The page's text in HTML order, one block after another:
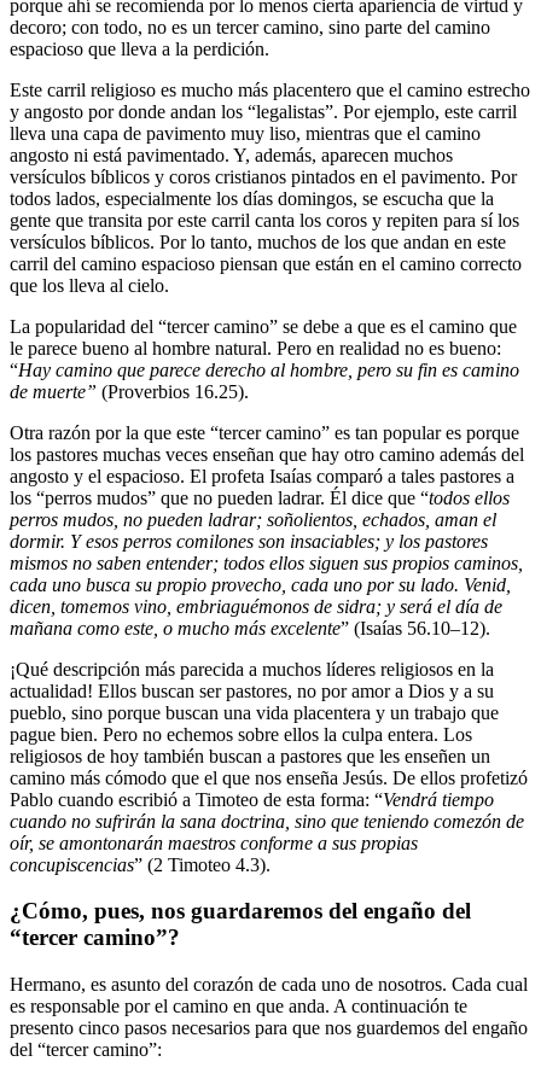
porque ahí se recomienda por lo menos cierta apariencia de virtud y
decoro; con todo, no es un tercer camino, sino parte del camino
espacioso que lleva a la perdición.
Este carril religioso es mucho más placentero que el camino estrecho
y angosto por donde andan los “legalistas”. Por ejemplo, este carril
lleva una capa de pavimento muy liso, mientras que el camino
angosto ni está pavimentado. Y, además, aparecen muchos
versículos bíblicos y coros cristianos pintados en el pavimento. Por
todos lados, especialmente los días domingos, se escucha que la
gente que transita por este carril canta los coros y repiten para sí los
versículos bíblicos. Por lo tanto, muchos de los que andan en este
carril del camino espacioso piensan que están en el camino correcto
que los lleva al cielo.
La popularidad del “tercer camino” se debe a que es el camino que
le parece bueno al hombre natural. Pero en realidad no es bueno:
“Hay camino que parece derecho al hombre, pero su fin es camino
de muerte” (Proverbios 16.25).
Otra razón por la que este “tercer camino” es tan popular es porque
los pastores muchas veces enseñan que hay otro camino además del
angosto y el espacioso. El profeta Isaías comparó a tales pastores a
los “perros mudos” que no pueden ladrar. Él dice que “todos ellos
perros mudos, no pueden ladrar; soñolientos, echados, aman el
dormir. Y esos perros comilones son insaciables; y los pastores
mismos no saben entender; todos ellos siguen sus propios caminos,
cada uno busca su propio provecho, cada uno por su lado. Venid,
dicen, tomemos vino, embriaguémonos de sidra; y será el día de
mañana como este, o mucho más excelente” (Isaías 56.10–12).
¡Qué descripción más parecida a muchos líderes religiosos en la
actualidad! Ellos buscan ser pastores, no por amor a Dios y a su
pueblo, sino porque buscan una vida placentera y un trabajo que
pague bien. Pero no echemos sobre ellos la culpa entera. Los
religiosos de hoy también buscan a pastores que les enseñen un
camino más cómodo que el que nos enseña Jesús. De ellos profetizó
Pablo cuando escribió a Timoteo de esta forma: “Vendrá tiempo
cuando no sufrirán la sana doctrina, sino que teniendo comezón de
oír, se amontonarán maestros conforme a sus propias
concupiscencias” (2 Timoteo 4.3).
¿Cómo, pues, nos guardaremos del engaño del
“tercer camino”?
Hermano, es asunto del corazón de cada uno de nosotros. Cada cual
es responsable por el camino en que anda. A continuación te
presento cinco pasos necesarios para que nos guardemos del engaño
del “tercer camino”: